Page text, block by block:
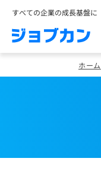
すべての企業の成長基盤に
ホーム